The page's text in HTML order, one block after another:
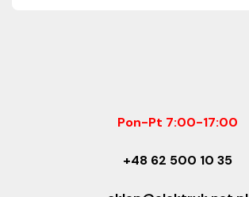
Pon-Pt 7:00-17:00
+48 62 500 10 35